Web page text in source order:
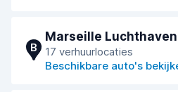
B
Marseille Luchthaven
17 verhuurlocaties
Beschikbare auto's